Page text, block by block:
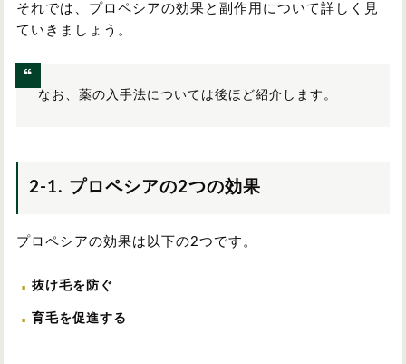
それでは、プロペシアの効果と副作用について詳しく見
ていきましょう。
なお、薬の入手法については後ほど紹介します。
2-1. プロペシアの2つの効果
プロペシアの効果は以下の2つです。
抜け毛を防ぐ
育毛を促進する